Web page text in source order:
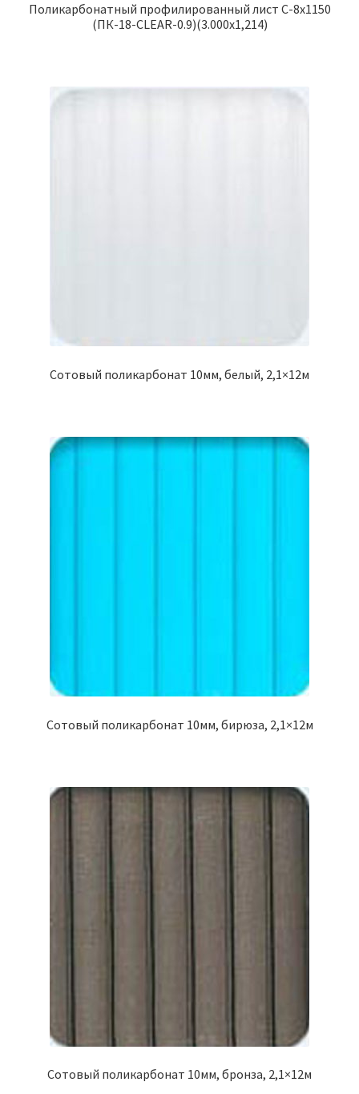
Поликарбонатный профилированный лист С-8х1150
(ПК-18-CLEAR-0.9)(3.000х1,214)
Сотовый поликарбонат 10мм, белый, 2,1×12м
Сотовый поликарбонат 10мм, бирюза, 2,1×12м
Сотовый поликарбонат 10мм, бронза, 2,1×12м